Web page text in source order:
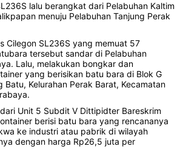
lalu berangkat dari Pelabuhan Kaltim
menuju Pelabuhan Tanjung Perak
Cilegon SL236S yang memuat 57
tersebut sandar di Pelabuhan
Lalu, melakukan bongkar dan
yang berisikan batu bara di Blok G
Batu, Kelurahan Perak Barat, Kecamatan
Unit 5 Subdit V Dittipidter Bareskrim
berisi batu bara yang rencananya
ke industri atau pabrik di wilayah
dengan harga Rp26,5 juta per